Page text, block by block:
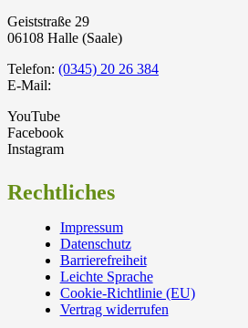
Geiststraße 29
06108 Halle (Saale)
Telefon: (0345) 20 26 384
E-Mail:
YouTube
Facebook
Instagram
Rechtliches
Impressum
Datenschutz
Barrierefreiheit
Leichte Sprache
Cookie-Richtlinie (EU)
Vertrag widerrufen